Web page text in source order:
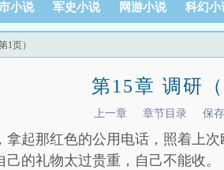
小说 军史小说 网游小说 科幻小
1页）
第15章 调研（
上一章 章节目录 保
拿起那红色的公用电话，照着上
的礼物太过贵重，自己不能收。